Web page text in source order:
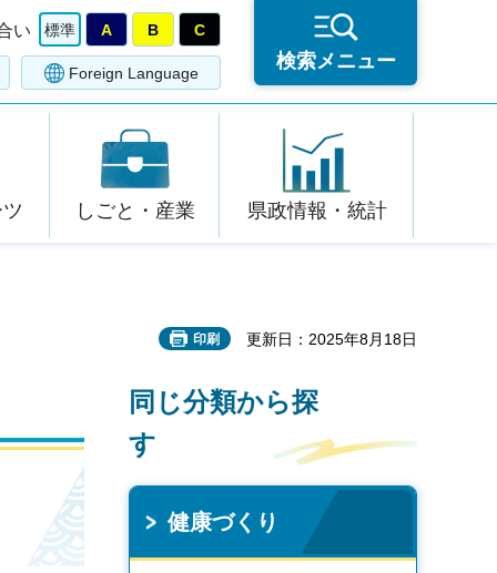
い 標準 A B C
Foreign Language
検索メニュー
しごと・産業 県政情報・統計
印刷 更新日：2025年8月18日
同じ分類から探
す
健康づくり